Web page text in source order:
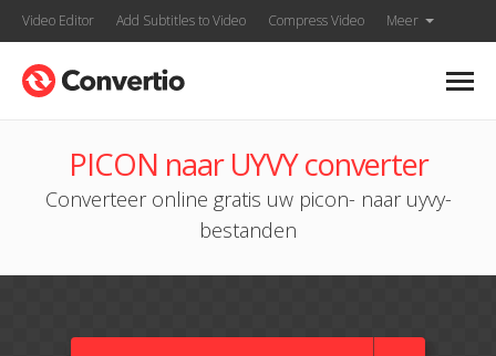
Video Editor Add Subtitles to Video Compress Video Meer
PICON naar UYVY converter
Converteer online gratis uw picon- naar uyvy-
bestanden